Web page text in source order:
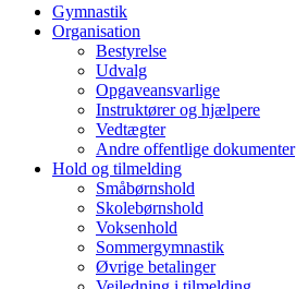
Gymnastik
Organisation
Bestyrelse
Udvalg
Opgaveansvarlige
Instruktører og hjælpere
Vedtægter
Andre offentlige dokumenter
Hold og tilmelding
Småbørnshold
Skolebørnshold
Voksenhold
Sommergymnastik
Øvrige betalinger